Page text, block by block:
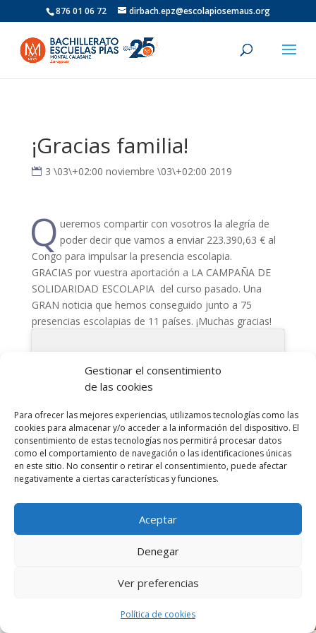
Gestionar el consentimiento
de las cookies
Para ofrecer las mejores experiencias, utilizamos tecnologías como las
cookies para almacenar y/o acceder a la información del dispositivo. El
consentimiento de estas tecnologías nos permitirá procesar datos
como el comportamiento de navegación o las identificaciones únicas
en este sitio. No consentir o retirar el consentimiento, puede afectar
negativamente a ciertas características y funciones.
Aceptar
Denegar
Ver preferencias
Política de cookies
876 01 06 72 dirbach.epz@escolapiosemaus.org
¡Gracias familia!
3 \03\+02:00 noviembre \03\+02:00 2019
Q ueremos compartir con vosotros la alegría de
poder decir que vamos a enviar 223.390,63 € al
Congo para impulsar la presencia escolapia.
GRACIAS por vuestra aportación a LA CAMPAÑA DE
SOLIDARIDAD ESCOLAPIA del curso pasado. Una
GRAN noticia que hemos conseguido junto a 75
presencias escolapias de 11 países. ¡Muchas gracias!
Haz clic para aceptar cookies de
marketing y permitir este contenido
Aviso Legal-